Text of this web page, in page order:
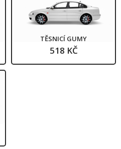
TĚSNICÍ GUMY
518 KČ